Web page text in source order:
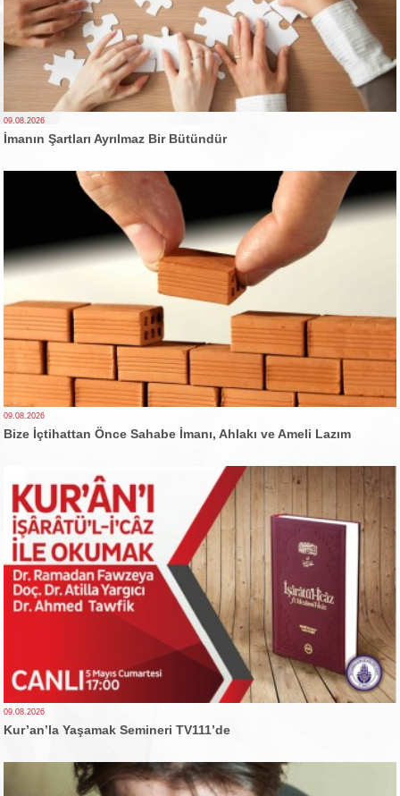
09.08.2026
İmanın Şartları Ayrılmaz Bir Bütündür
09.08.2026
Bize İçtihattan Önce Sahabe İmanı, Ahlakı ve Ameli Lazım
09.08.2026
Kur’an’la Yaşamak Semineri TV111’de